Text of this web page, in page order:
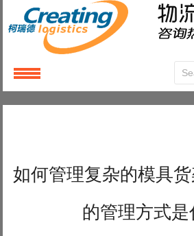
如何管理复杂的模具
的管理方式是
LoginorRegister